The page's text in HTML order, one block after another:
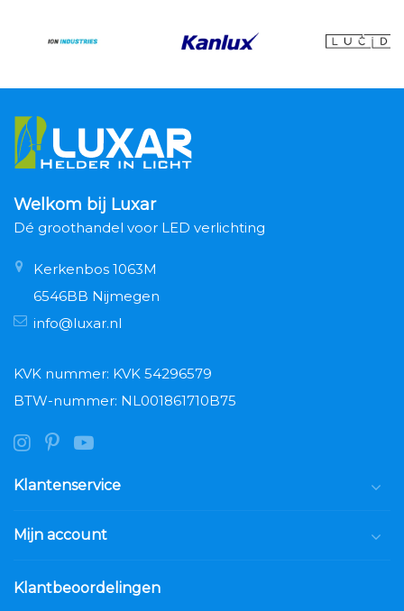
Welkom bij Luxar
Dé groothandel voor LED verlichting
Kerkenbos 1063M
6546BB Nijmegen
info@luxar.nl
KVK nummer: KVK 54296579
BTW-nummer: NL001861710B75
Klantenservice
Mijn account
Klantbeoordelingen